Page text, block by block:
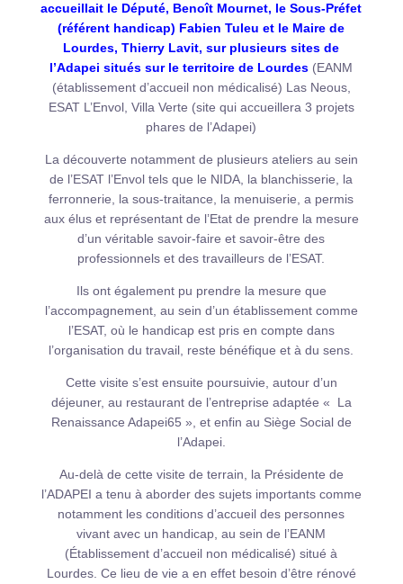
accueillait le Député, Benoît Mournet, le Sous-Préfet
(référent handicap) Fabien Tuleu et le Maire de
Lourdes, Thierry Lavit, sur plusieurs sites de
l’Adapei situés sur le territoire de Lourdes (EANM
(établissement d’accueil non médicalisé) Las Neous,
ESAT L’Envol, Villa Verte (site qui accueillera 3 projets
phares de l’Adapei)
La découverte notamment de plusieurs ateliers au sein
de l’ESAT l’Envol tels que le NIDA, la blanchisserie, la
ferronnerie, la sous-traitance, la menuiserie, a permis
aux élus et représentant de l’Etat de prendre la mesure
d’un véritable savoir-faire et savoir-être des
professionnels et des travailleurs de l’ESAT.
Ils ont également pu prendre la mesure que
l’accompagnement, au sein d’un établissement comme
l’ESAT, où le handicap est pris en compte dans
l’organisation du travail, reste bénéfique et à du sens.
Cette visite s’est ensuite poursuivie, autour d’un
déjeuner, au restaurant de l’entreprise adaptée « La
Renaissance Adapei65 », et enfin au Siège Social de
l’Adapei.
Au-delà de cette visite de terrain, la Présidente de
l’ADAPEI a tenu à aborder des sujets importants comme
notamment les conditions d’accueil des personnes
vivant avec un handicap, au sein de l’EANM
(Établissement d’accueil non médicalisé) situé à
Lourdes. Ce lieu de vie a en effet besoin d’être rénové